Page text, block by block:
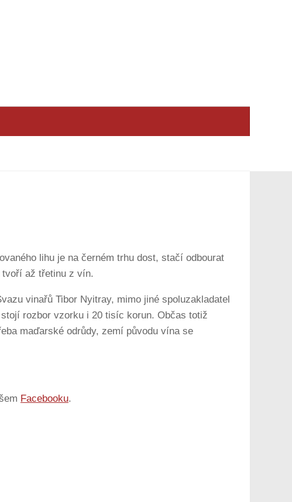
lihu je na černém trhu dost, stačí odbourat
až třetinu z vín.
vinařů Tibor Nyitray, mimo jiné spoluzakladatel
rozbor vzorku i 20 tisíc korun. Občas totiž
maďarské odrůdy, zemí původu vína se
Facebooku.